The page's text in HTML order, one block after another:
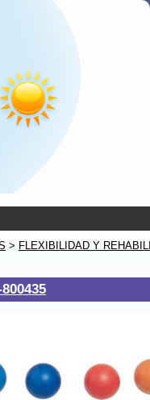
> FLEXIBILIDAD Y